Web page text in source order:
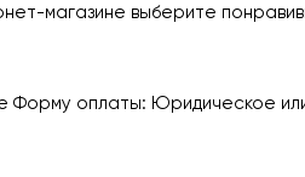
магазине выберите
Форму оплаты: Юридическое